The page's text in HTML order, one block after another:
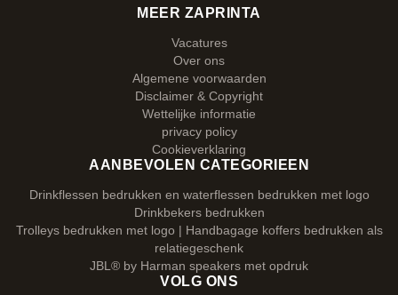
MEER ZAPRINTA
Vacatures
Over ons
Algemene voorwaarden
Disclaimer & Copyright
Wettelijke informatie
privacy policy
Cookieverklaring
AANBEVOLEN CATEGORIEEN
Drinkflessen bedrukken en waterflessen bedrukken met logo
Drinkbekers bedrukken
Trolleys bedrukken met logo | Handbagage koffers bedrukken als
relatiegeschenk
JBL® by Harman speakers met opdruk
VOLG ONS